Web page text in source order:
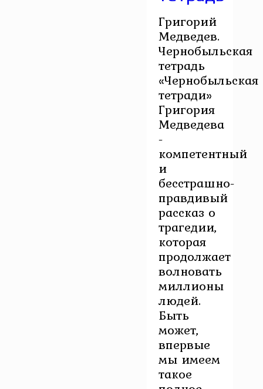
Григорий
Медведев.
Чернобыльская
тетрадь
«Чернобыльская
тетради»
Григория
Медведева
-
компетентный
и
бесстрашно-
правдивый
рассказ о
трагедии,
которая
продолжает
волновать
миллионы
людей.
Быть
может,
впервые
мы имеем
такое